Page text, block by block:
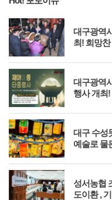
대구광역
최! 희망
대구광역
행사 개최!
대구 수성
예술로 물
성서농협
도이환 ,